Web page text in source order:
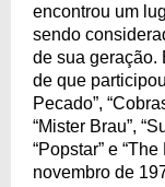
encontrou um
sendo
de sua geração.
de que
Pecado”,
“Mister Brau”,
“Popstar” e
novembro de